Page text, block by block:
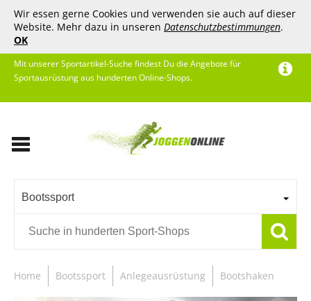
Wir essen gerne Cookies und verwenden sie auch auf dieser
Website. Mehr dazu in unseren Datenschutzbestimmungen.
OK
Mit unserer Sportartikel-Suche findest Du die Angebote für
Sportausrüstung aus hunderten Online-Shops.
Bootssport
Home Bootssport Anlegeausrüstung Bootshaken